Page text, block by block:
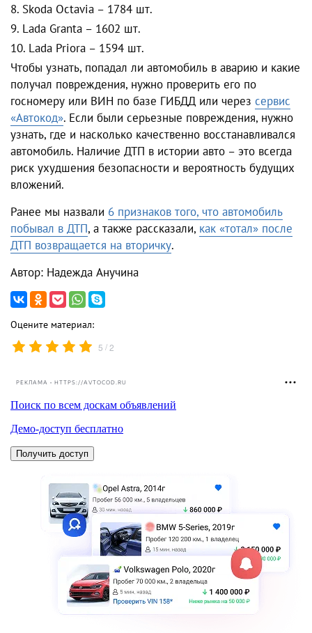
Skoda Octavia – 1784 шт.
Lada Granta – 1602 шт.
Lada Priora – 1594 шт.
Чтобы узнать, попадал ли автомобиль в аварию и какие
получал повреждения, нужно проверить его по
госномеру или ВИН по базе ГИБДД или через сервис
«Автокод». Если были серьезные повреждения, нужно
узнать, где и насколько качественно восстанавливался
автомобиль. Наличие ДТП в истории авто – это всегда
риск ухудшения безопасности и вероятность будущих
вложений.
Ранее мы назвали 6 признаков того, что автомобиль
побывал в ДТП, а также рассказали, как «тотал» после
ДТП возвращается на вторичку.
Автор: Надежда Анучина
Оцените материал:
5 /2
РЕКЛАМА • HTTPS://AVTOCOD.RU